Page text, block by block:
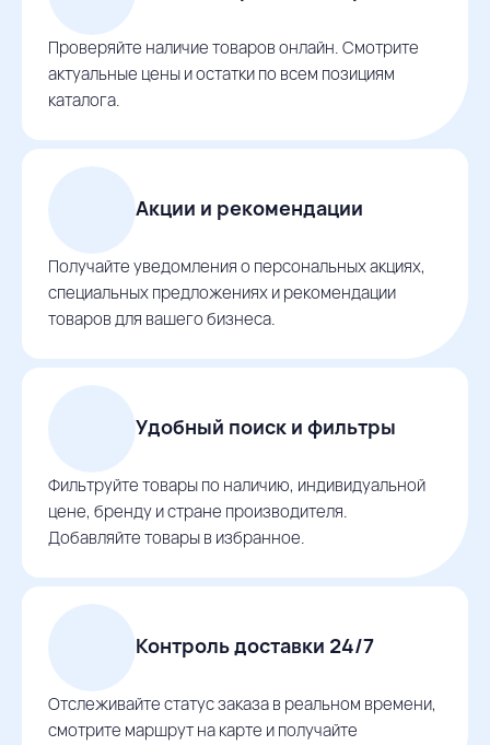
Проверяйте наличие товаров онлайн. Смотрите
актуальные цены и остатки по всем позициям
каталога.
Акции и рекомендации
Получайте уведомления о персональных акциях,
специальных предложениях и рекомендации
товаров для вашего бизнеса.
Удобный поиск и фильтры
Фильтруйте товары по наличию, индивидуальной
цене, бренду и стране производителя.
Добавляйте товары в избранное.
Контроль доставки 24/7
Отслеживайте статус заказа в реальном времени,
смотрите маршрут на карте и получайте